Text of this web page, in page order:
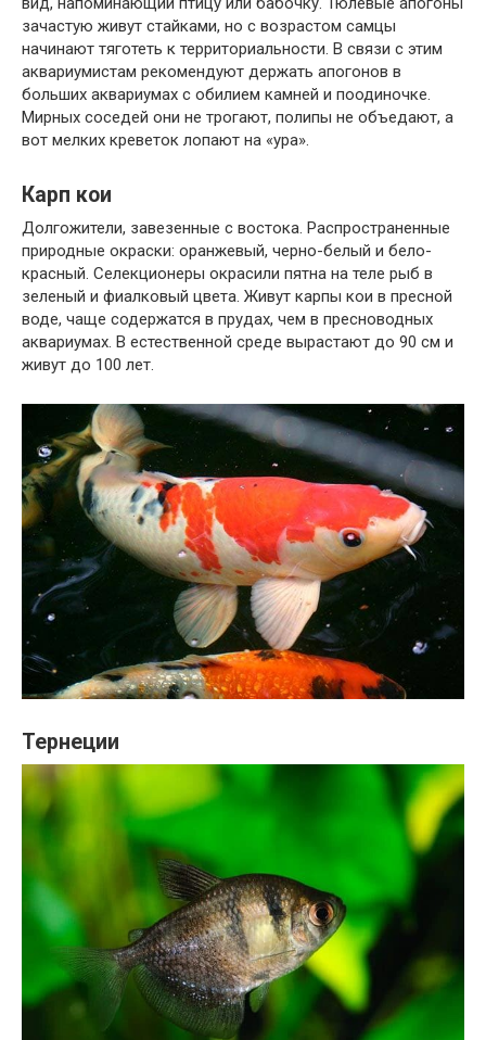
зачастую живут стайками, но с возрастом самцы
начинают тяготеть к территориальности. В связи с этим
аквариумистам рекомендуют держать апогонов в
больших аквариумах с обилием камней и поодиночке.
Мирных соседей они не трогают, полипы не объедают, а
вот мелких креветок лопают на «ура».
Карп кои
Долгожители, завезенные с востока. Распространенные
природные окраски: оранжевый, черно-белый и бело-
красный. Селекционеры окрасили пятна на теле рыб в
зеленый и фиалковый цвета. Живут карпы кои в пресной
воде, чаще содержатся в прудах, чем в пресноводных
аквариумах. В естественной среде вырастают до 90 см и
живут до 100 лет.
Тернеции